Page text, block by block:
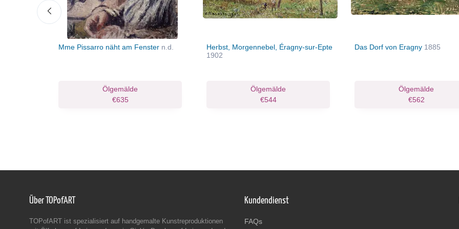
Mme Pissarro näht am Fenster n.d.
Ölgemälde
€635
Herbst, Morgennebel, Éragny-sur-Epte
1902
Ölgemälde
€544
Das Dorf von Eragny 1885
Ölgemälde
€562
Über TOPofART
TOPofART ist spezialisiert auf handgemalte Kunstreproduktionen
Kundendienst
FAQs